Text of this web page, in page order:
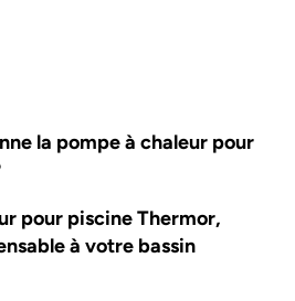
la pompe à chaleur pour
pour piscine Thermor,
à votre bassin